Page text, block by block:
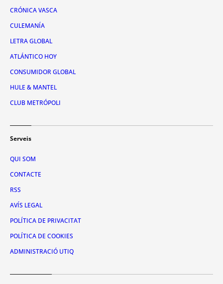
CRÓNICA VASCA
CULEMANÍA
LETRA GLOBAL
ATLÁNTICO HOY
CONSUMIDOR GLOBAL
HULE & MANTEL
CLUB METRÓPOLI
Serveis
QUI SOM
CONTACTE
RSS
AVÍS LEGAL
POLÍTICA DE PRIVACITAT
POLÍTICA DE COOKIES
ADMINISTRACIÓ UTIQ